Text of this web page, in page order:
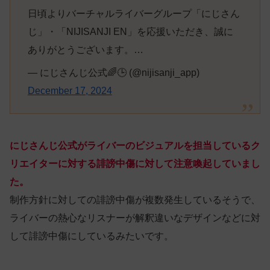
日頃よりバーチャルライバーグループ「にじさん
じ」・「NIJISANJI EN」を応援いただき、誠に
ありがとうございます。…
— にじさんじ公式🌈🕒 (@nijisanji_app)
December 17, 2024
にじさんじ公式がライバーのビジュアルを担当しているク
リエイターに対する誹謗中傷に対して注意喚起していまし
た。
制作方針に対しての誹謗中傷が複数発生しているそうで、
ライバーの熱心なリスナーが解釈違いなデザインなどに対
して誹謗中傷にしているみたいです。